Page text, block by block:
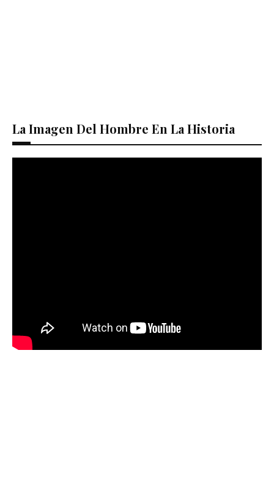
La Imagen Del Hombre En La Historia